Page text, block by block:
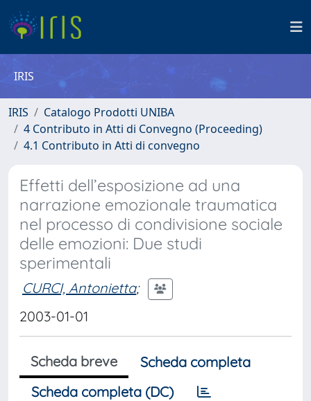
IRIS
IRIS
Catalogo Prodotti UNIBA
4 Contributo in Atti di Convegno (Proceeding)
4.1 Contributo in Atti di convegno
Effetti dell’esposizione ad una
narrazione emozionale traumatica
nel processo di condivisione sociale
delle emozioni: Due studi
sperimentali
CURCI, Antonietta;
2003-01-01
Scheda breve
Scheda completa
Scheda completa (DC)